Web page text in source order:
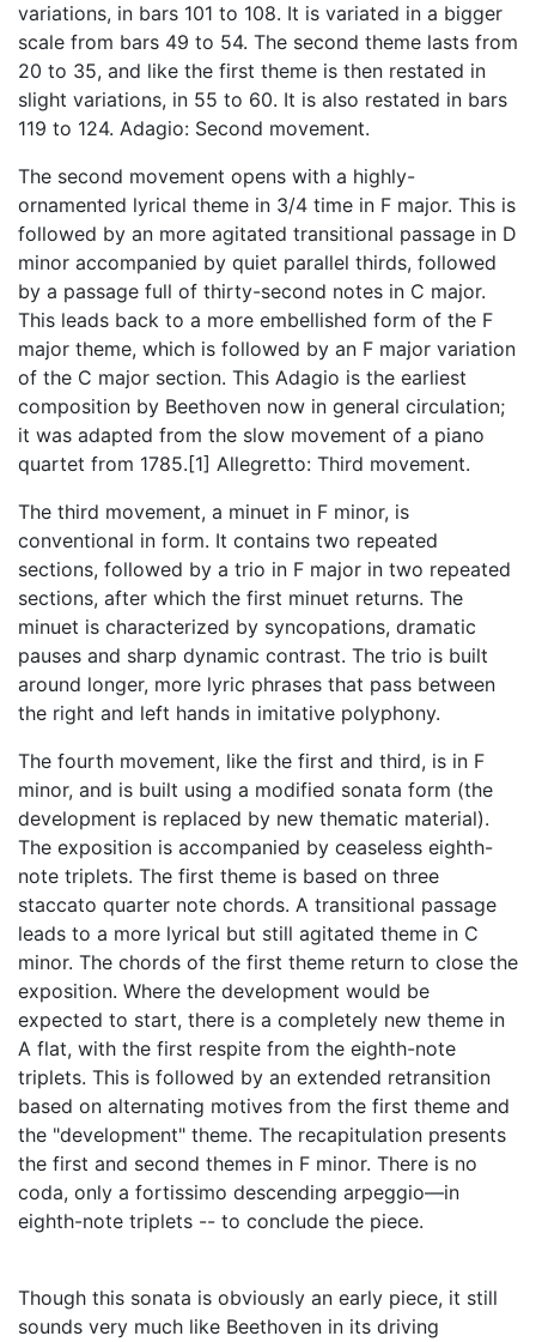
variations, in bars 101 to 108. It is variated in a bigger
scale from bars 49 to 54. The second theme lasts from
20 to 35, and like the first theme is then restated in
slight variations, in 55 to 60. It is also restated in bars
119 to 124. Adagio: Second movement.
The second movement opens with a highly-
ornamented lyrical theme in 3/4 time in F major. This is
followed by an more agitated transitional passage in D
minor accompanied by quiet parallel thirds, followed
by a passage full of thirty-second notes in C major.
This leads back to a more embellished form of the F
major theme, which is followed by an F major variation
of the C major section. This Adagio is the earliest
composition by Beethoven now in general circulation;
it was adapted from the slow movement of a piano
quartet from 1785.[1] Allegretto: Third movement.
The third movement, a minuet in F minor, is
conventional in form. It contains two repeated
sections, followed by a trio in F major in two repeated
sections, after which the first minuet returns. The
minuet is characterized by syncopations, dramatic
pauses and sharp dynamic contrast. The trio is built
around longer, more lyric phrases that pass between
the right and left hands in imitative polyphony.
The fourth movement, like the first and third, is in F
minor, and is built using a modified sonata form (the
development is replaced by new thematic material).
The exposition is accompanied by ceaseless eighth-
note triplets. The first theme is based on three
staccato quarter note chords. A transitional passage
leads to a more lyrical but still agitated theme in C
minor. The chords of the first theme return to close the
exposition. Where the development would be
expected to start, there is a completely new theme in
A flat, with the first respite from the eighth-note
triplets. This is followed by an extended retransition
based on alternating motives from the first theme and
the "development" theme. The recapitulation presents
the first and second themes in F minor. There is no
coda, only a fortissimo descending arpeggio—in
eighth-note triplets -- to conclude the piece.
Though this sonata is obviously an early piece, it still
sounds very much like Beethoven in its driving